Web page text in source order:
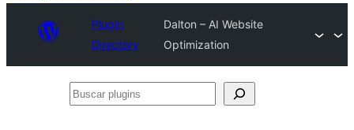
Plugin
Directory
Dalton – AI Website
Optimization
Buscar